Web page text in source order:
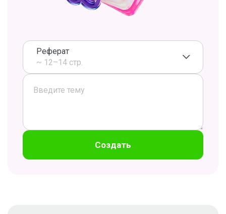
Реферат
~ 12–14 стр.
Создать